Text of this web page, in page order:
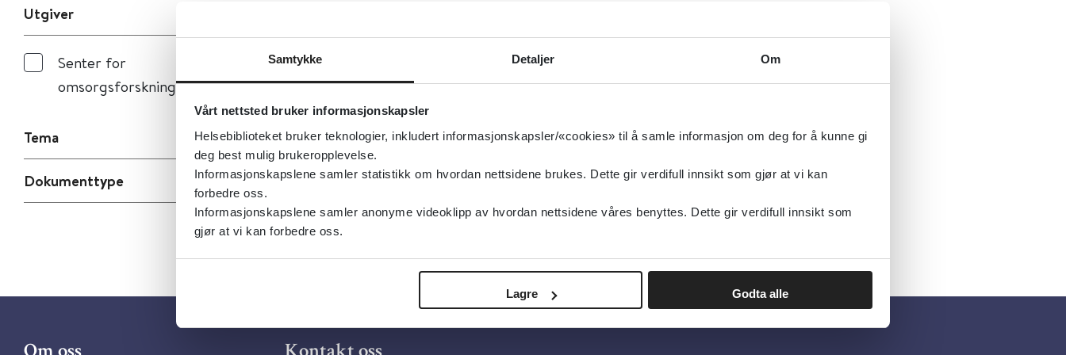
Samtykke Detaljer Om
Vårt nettsted bruker informasjonskapsler
Helsebiblioteket bruker teknologier, inkludert informasjonskapsler/«cookies» til å samle informasjon om deg for å kunne gi
deg best mulig brukeropplevelse.
Informasjonskapslene samler statistikk om hvordan nettsidene brukes. Dette gir verdifull innsikt som gjør at vi kan
forbedre oss.
Informasjonskapslene samler anonyme videoklipp av hvordan nettsidene våres benyttes. Dette gir verdifull innsikt som
gjør at vi kan forbedre oss.
Lagre Godta alle
Utgiver
Senter for
omsorgsforskning
Tema
Dokumenttype